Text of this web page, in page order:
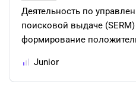
Деятельность по
поисковой выдаче
формирование
Junior